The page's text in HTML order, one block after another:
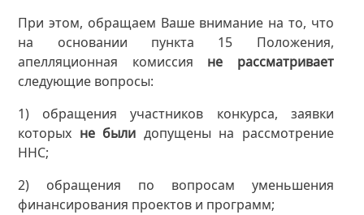
При этом, обращаем Ваше внимание на то, что
на основании пункта 15 Положения,
апелляционная комиссия не рассматривает
следующие вопросы:
1) обращения участников конкурса, заявки
которых не были допущены на рассмотрение
ННС;
2) обращения по вопросам уменьшения
финансирования проектов и программ;